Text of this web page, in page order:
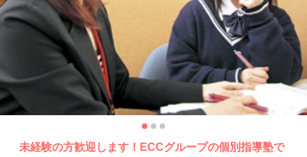
未経験の方歓迎します！ECCグループの個別指導塾で